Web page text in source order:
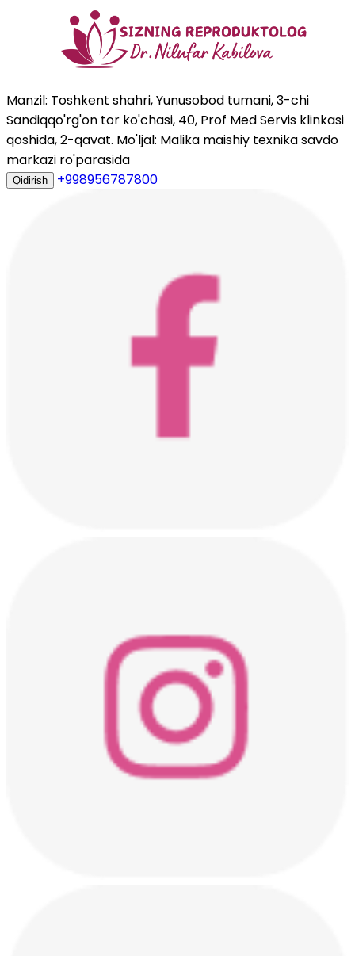
Manzil: Toshkent shahri, Yunusobod tumani, 3-chi
Sandiqqo'rg'on tor ko'chasi, 40, Prof Med Servis klinkasi
qoshida, 2-qavat. Mo'ljal: Malika maishiy texnika savdo
markazi ro'parasida
Qidirish +998956787800